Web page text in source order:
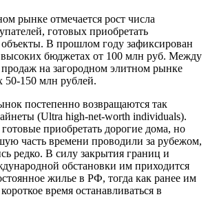
рынке отмечается рост числа
готовых приобретать
объекты. В прошлом году зафиксирован
высоких бюджетах от 100 млн руб. Между
на загородном элитном рынке
50-150 млн рублей.
постепенно возвращаются так
(Ultra high-net-worth individuals).
приобретать дорогие дома, но
часть времени проводили за рубежом,
редко. В силу закрытия границ и
обстановки им приходится
жилье в РФ, тогда как ранее им
время останавливаться в